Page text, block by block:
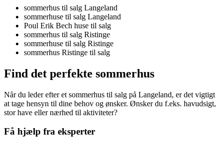
sommerhus til salg Langeland
sommerhuse til salg Langeland
Poul Erik Bech huse til salg
sommerhus til salg Ristinge
sommerhuse til salg Ristinge
sommerhus Ristinge til salg
Find det perfekte sommerhus
Når du leder efter et sommerhus til salg på Langeland, er det vigtigt
at tage hensyn til dine behov og ønsker. Ønsker du f.eks. havudsigt,
stor have eller nærhed til aktiviteter?
Få hjælp fra eksperter